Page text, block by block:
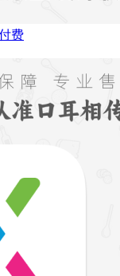
费